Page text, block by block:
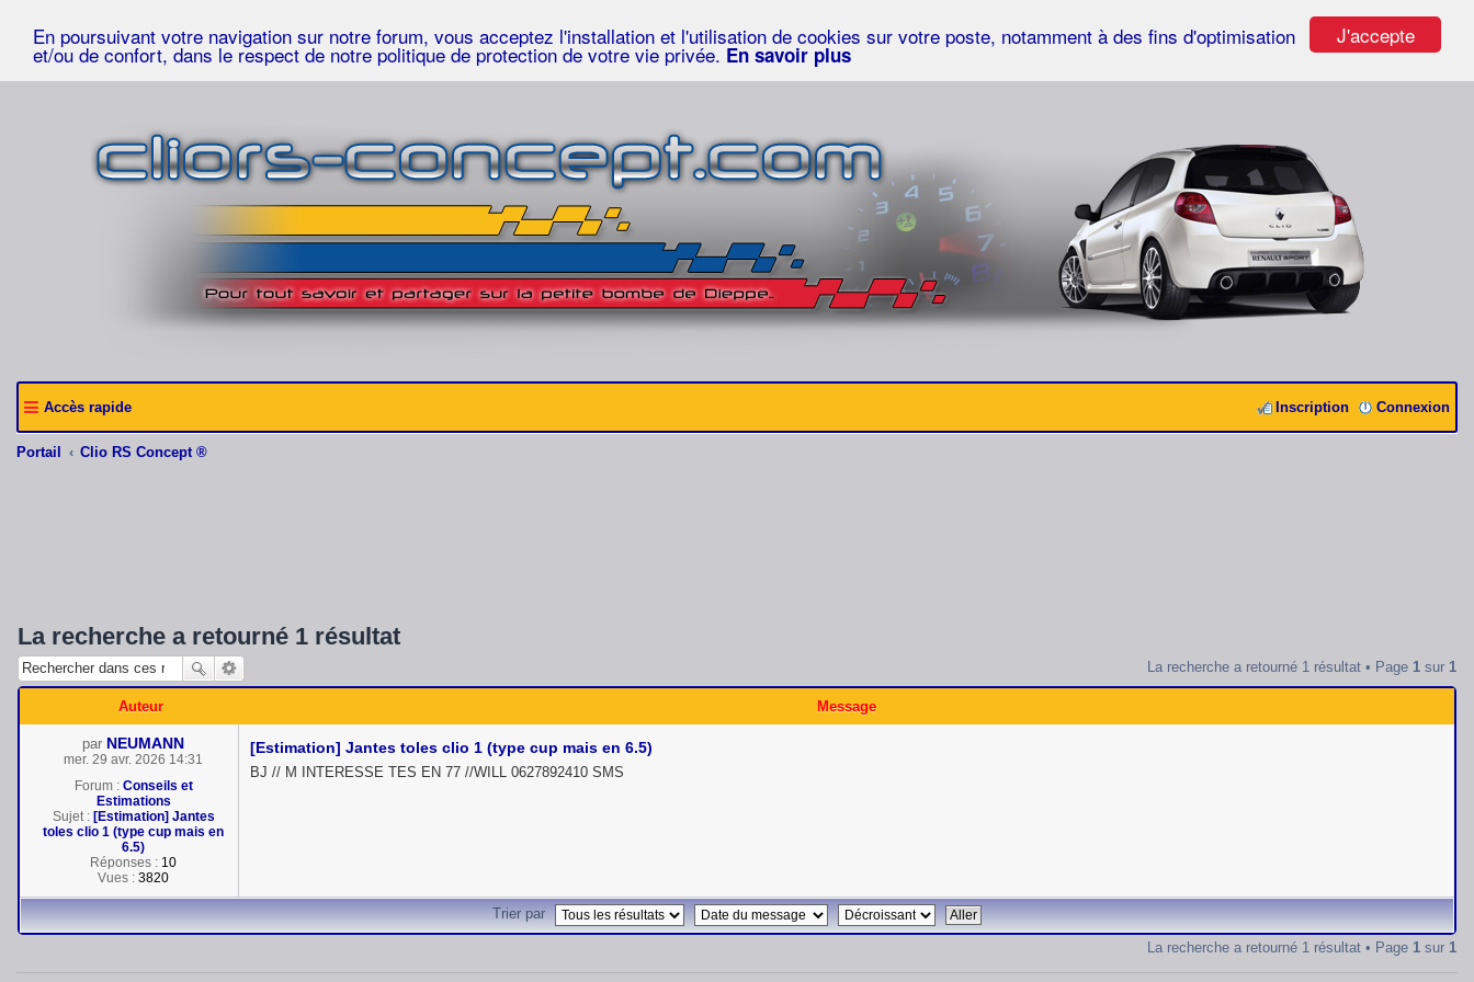
J'accepte
En poursuivant votre navigation sur notre forum, vous acceptez l'installation et l'utilisation de cookies sur votre poste, notamment à des fins d'optimisation
et/ou de confort, dans le respect de notre politique de protection de votre vie privée. En savoir plus
Accès rapide Connexion
Inscription
Portail Clio RS Concept ®
La recherche a retourné 1 résultat
La recherche a retourné 1 résultat • Page 1 sur 1
Auteur Message
par NEUMANN
mer. 29 avr. 2026 14:31
Forum : Conseils et
Estimations
Sujet : [Estimation] Jantes
toles clio 1 (type cup mais en
6.5)
Réponses : 10
Vues : 3820
[Estimation] Jantes toles clio 1 (type cup mais en 6.5)
BJ // M INTERESSE TES EN 77 //WILL 0627892410 SMS
Trier par
La recherche a retourné 1 résultat • Page 1 sur 1